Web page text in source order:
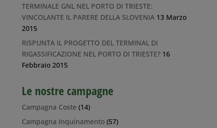
TERMINALE GNL NEL PORTO DI TRIESTE:
VINCOLANTE IL PARERE DELLA SLOVENIA 13 Marzo
2015
RISPUNTA IL PROGETTO DEL TERMINAL DI
RIGASSIFICAZIONE NEL PORTO DI TRIESTE? 16
Febbraio 2015
Le nostre campagne
Campagna Coste (14)
Campagna Inquinamento(57)